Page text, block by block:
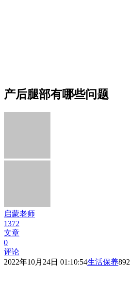
产后腿部有哪些问题
启蒙老师
1372
文章
0
评论
2022年10月24日 01:10:54生活保养892